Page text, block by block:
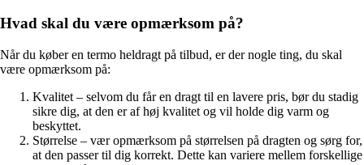
Hvad skal du være opmærksom på?
Når du køber en termo heldragt på tilbud, er der nogle ting, du skal
være opmærksom på:
Kvalitet – selvom du får en dragt til en lavere pris, bør du stadig
sikre dig, at den er af høj kvalitet og vil holde dig varm og
beskyttet.
Størrelse – vær opmærksom på størrelsen på dragten og sørg for,
at den passer til dig korrekt. Dette kan variere mellem forskellige